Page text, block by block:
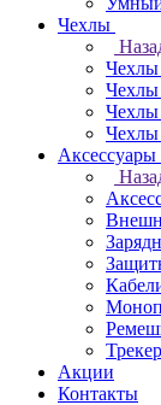
Чехлы
Чехлы
Чехлы
Чехлы
Чехлы
Аксессуары
Акции
Контакты